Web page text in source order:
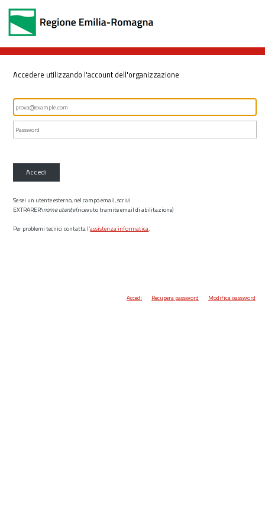
Accedere utilizzando l'account dell'organizzazione
Accedi
Se sei un utente esterno, nel campo email, scrivi
EXTRARER\nome utente(ricevuto tramite email di abilitazione)
Per problemi tecnici contatta l’assistenza informatica.
Accedi Recupera password Modifica password